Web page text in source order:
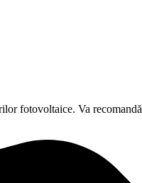
fotovoltaice. Va